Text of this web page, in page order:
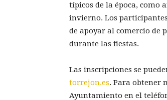
típicos de la época, como
invierno. Los
de apoyar al comercio
durante las fiestas.
Las inscripciones se
torrejon.es. Para obtener
Ayuntamiento en el